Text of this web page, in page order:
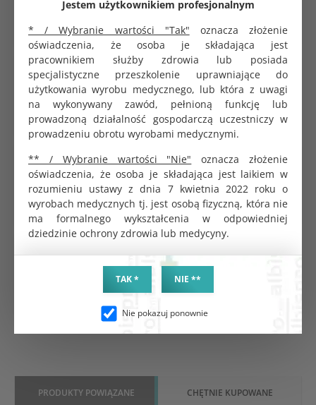
Jestem użytkownikiem profesjonalnym
* / Wybranie wartości "Tak" oznacza złożenie
oświadczenia, że osoba je składająca jest
pracownikiem służby zdrowia lub posiada
specjalistyczne przeszkolenie uprawniające do
użytkowania wyrobu medycznego, lub która z uwagi
na wykonywany zawód, pełnioną funkcję lub
prowadzoną działalność gospodarczą uczestniczy w
prowadzeniu obrotu wyrobami medycznymi.
** / Wybranie wartości "Nie" oznacza złożenie
oświadczenia, że osoba je składająca jest laikiem w
rozumieniu ustawy z dnia 7 kwietnia 2022 roku o
wyrobach medycznych tj. jest osobą fizyczną, która nie
ma formalnego wykształcenia w odpowiedniej
dziedzinie ochrony zdrowia lub medycyny.
TAK * NIE **
Nie pokazuj ponownie
540.00 zł
ALBIS Mesh Sacrocolpopexy 48gsm w kształcie T
v3.0
540.00 zł
Siatka przepuklinowa Unilene Mesh Blue 1 arkusz
55gsm 6x11 cm
40.06 zł
40gsm 7,5x15 cm
30.05 zł
PRODUKTY POWIĄZANE CHĘTNIE KUPOWANE